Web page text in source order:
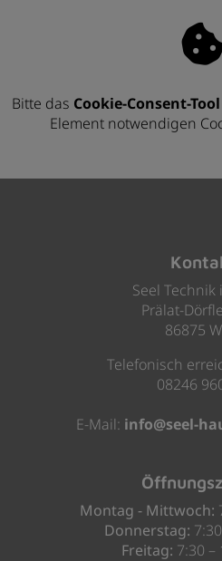
Bitte das Cookie-Consent-
Element notwendigen
Seel Technik
Prälat-
86875
Telefonisch
08246
E-Mail: info@seel-
Montag - Mittwoch:
Donnerstag:
Freitag: 7:30 –